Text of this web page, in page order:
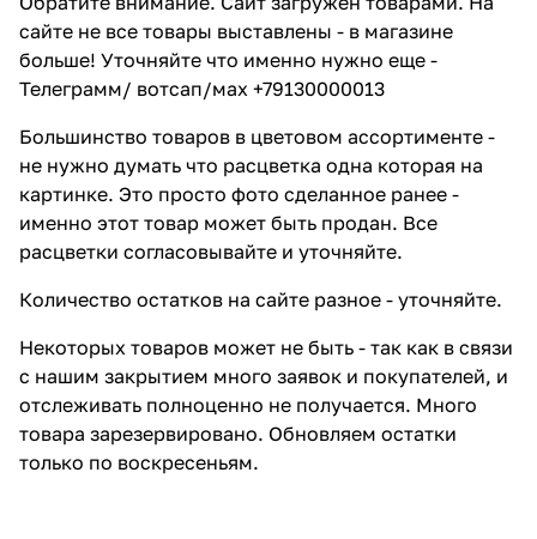
сайте не все товары выставлены - в магазине
больше! Уточняйте что именно нужно еще -
Телеграмм/ вотсап/мах +79130000013
Большинство товаров в цветовом ассортименте -
не нужно думать что расцветка одна которая на
картинке. Это просто фото сделанное ранее -
именно этот товар может быть продан. Все
расцветки согласовывайте и уточняйте.
Количество остатков на сайте разное - уточняйте.
Некоторых товаров может не быть - так как в связи
с нашим закрытием много заявок и покупателей, и
отслеживать полноценно не получается. Много
товара зарезервировано. Обновляем остатки
только по воскресеньям.